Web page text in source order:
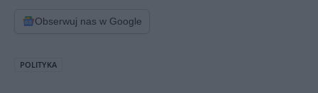
Obserwuj nas w Google
POLITYKA